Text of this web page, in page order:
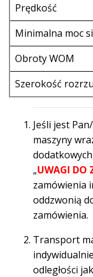
Prędkość
Minimalna moc
Obroty WOM
Szerokość
Jeśli jest
maszyny
„UWAGI DO
zamówienia
oddzwonią
zamówienia.
Transport
odległości